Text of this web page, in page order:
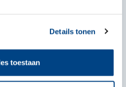
Details tonen
toestaan
Kinderopvang
bij Forte